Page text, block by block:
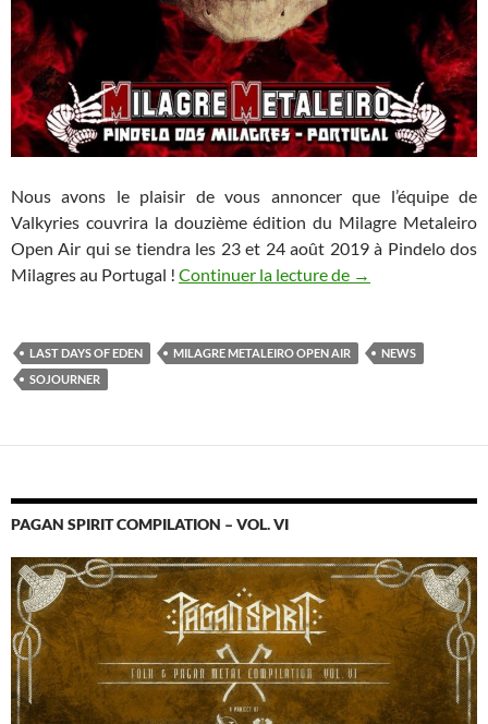
Nous avons le plaisir de vous annoncer que l’équipe de
Valkyries couvrira la douzième édition du Milagre Metaleiro
Open Air qui se tiendra les 23 et 24 août 2019 à Pindelo dos
Milagres au Portugal ! Continuer la lecture de Milagre
→
LAST DAYS OF EDEN MILAGRE METALEIRO OPEN AIR
NEWS
SOJOURNER
PAGAN SPIRIT COMPILATION – VOL. VI